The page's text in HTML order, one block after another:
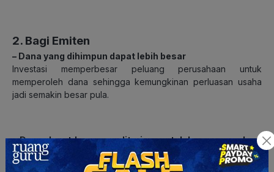
2. Bagi Emiten
– Dana yang dihimpun dapat lebih besar
Investasi memperbesar peluang perusahaan untuk
memperoleh dana sehingga kemungkinan perluasan usaha
jadi semakin besar pula.
– Dana dapat langsung diterima setelah pasar perdana
selesai
Perolehan dana bagi emiten di pasar modal dapat dilakukan